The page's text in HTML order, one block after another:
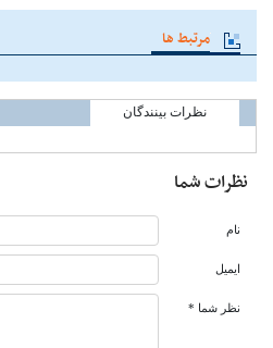
مرتبط ها
نظرات بینندگان
نظرات شما
نام
ایمیل
نظر شما *